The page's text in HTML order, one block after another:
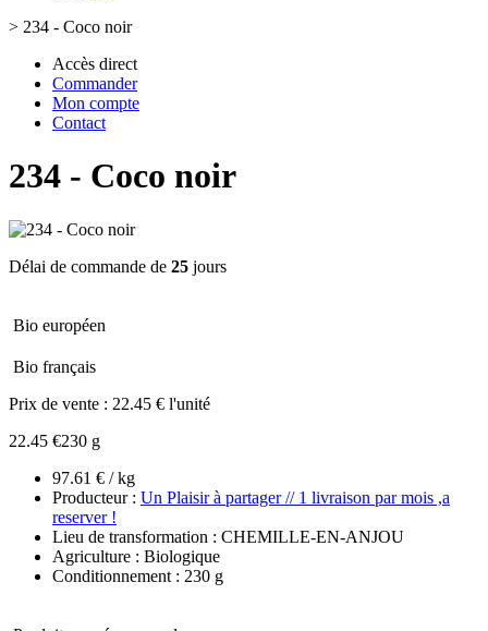
> 234 - Coco noir
Accès direct
Commander
Mon compte
Contact
234 - Coco noir
Délai de commande de 25 jours
Bio européen
Bio français
Prix de vente : 22.45 € l'unité
22.45 €230 g
97.61 € / kg
Producteur : Un Plaisir à partager // 1 livraison par mois ,a
reserver !
Lieu de transformation : CHEMILLE-EN-ANJOU
Agriculture : Biologique
Conditionnement : 230 g